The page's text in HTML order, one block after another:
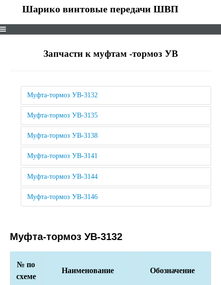
Шарико винтовые передачи ШВП
Запчасти к муфтам -тормоз УВ
Муфта-тормоз УВ-3132
Муфта-тормоз УВ-3135
Муфта-тормоз УВ-3138
Муфта-тормоз УВ-3141
Муфта-тормоз УВ-3144
Муфта-тормоз УВ-3146
Муфта-тормоз УВ-3132
№ по
схеме
Наименование Обозначение